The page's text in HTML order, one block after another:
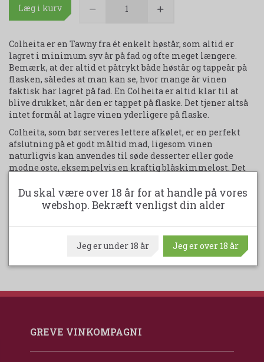
Læg i kurv
Colheita er en Tawny fra ét enkelt høstår, som altid er
lagret i minimum syv år på fad og ofte meget længere.
Bemærk, at der altid et påtrykt både høstår og tappeår på
flasken, således at man kan se, hvor mange år vinen
faktisk har lagret på fad. En Colheita er altid klar til at
blive drukket, når den er tappet på flaske. Det tjener altså
intet formål at lagre vinen yderligere på flaske.
Colheita, som bør serveres lettere afkølet, er en perfekt
afslutning på et godt måltid mad, ligesom vinen
naturligvis kan anvendes til søde desserter eller gode
modne oste, eksempelvis en kraftig blåskimmelost. Det
crème brûlée eller til en god kop kaffe med en cigar.
Udskriv produktark
GREVE VINKOMPAGNI
Du skal være over 18 år for at handle på vores
webshop. Bekræft venligst din alder
Jeg er under 18 år Jeg er over 18 år